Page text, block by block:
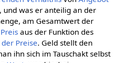
und was er anteilig an der
am Gesamtwert der
Preisaus der Funktion des
Preise. Geld stellt den
ihn sich im Tauschakt selbst